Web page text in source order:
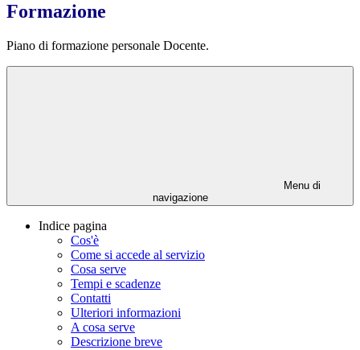
Formazione
Piano di formazione personale Docente.
Menu di
navigazione
Indice pagina
Cos'è
Come si accede al servizio
Cosa serve
Tempi e scadenze
Contatti
Ulteriori informazioni
A cosa serve
Descrizione breve